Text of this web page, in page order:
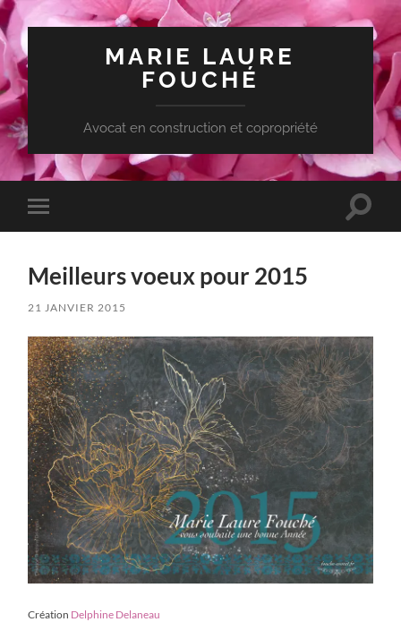
MARIE LAURE
FOUCHÉ
Avocat en construction et copropriété
Toggle
mobile
Toggle
Meilleurs voeux pour 2015
21 JANVIER 2015
Création Delphine Delaneau